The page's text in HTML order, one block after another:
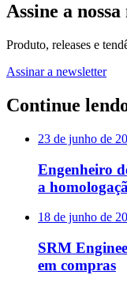
Assine a
Produto, releases e
Assinar a newsletter
Continue
23 de junho de
Engenheiro
a
18 de junho de
SRM
em compras